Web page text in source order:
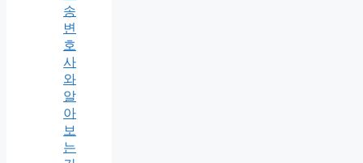
송
변
호
사
와
알
아
보
는